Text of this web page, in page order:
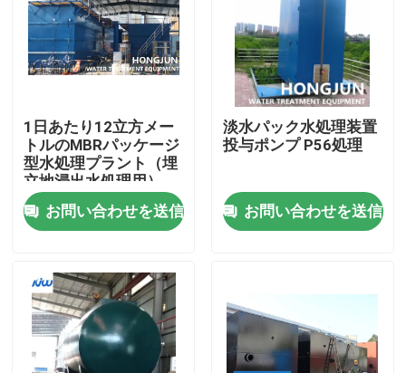
1日あたり12立方メー
トルのMBRパッケージ
型水処理プラント（埋
立地浸出水処理用）
お問い合わせを送信
淡水パック水処理装置
投与ポンプ P56処理
お問い合わせを送信